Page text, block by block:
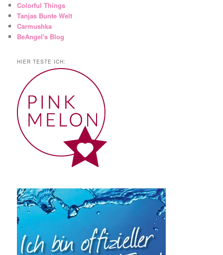
Colorful Things
Tanjas Bunte Welt
Carmushka
BeAngel's Blog
HIER TESTE ICH: